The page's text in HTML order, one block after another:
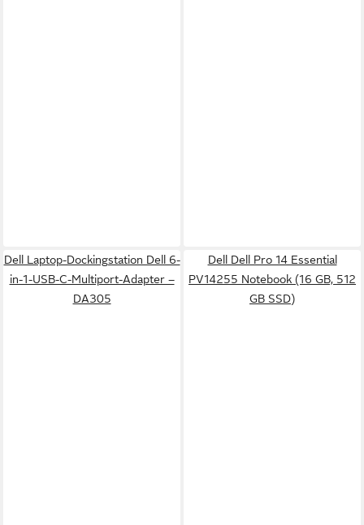
Dell Laptop-Dockingstation Dell 6-
in-1-USB-C-Multiport-Adapter –
DA305
Dell Dell Pro 14 Essential
PV14255 Notebook (16 GB, 512
GB SSD)